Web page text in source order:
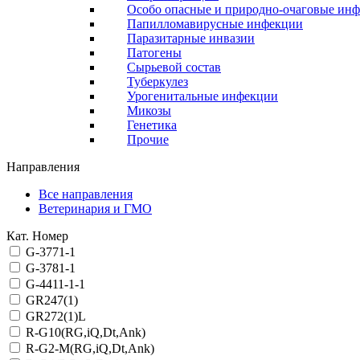
Особо опасные и природно-очаговые
Папилломавирусные инфекции
Паразитарные инвазии
Патогены
Сырьевой состав
Туберкулез
Урогенитальные инфекции
Микозы
Генетика
Прочие
Направления
Все направления
Ветеринария и ГМО
Кат. Номер
G-3771-1
G-3781-1
G-4411-1-1
GR247(1)
GR272(1)L
R-G10(RG,iQ,Dt,Ank)
R-G2-M(RG,iQ,Dt,Ank)